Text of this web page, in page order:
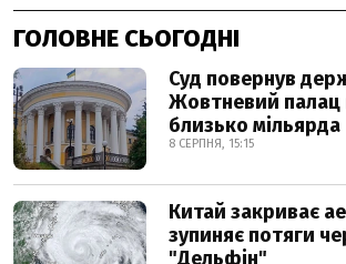
ГОЛОВНЕ СЬОГОДНІ
Суд повернув
Жовтневий палац
близько мільярда
8 СЕРПНЯ, 15:15
Китай закриває
зупиняє потяги
"Дельфін"